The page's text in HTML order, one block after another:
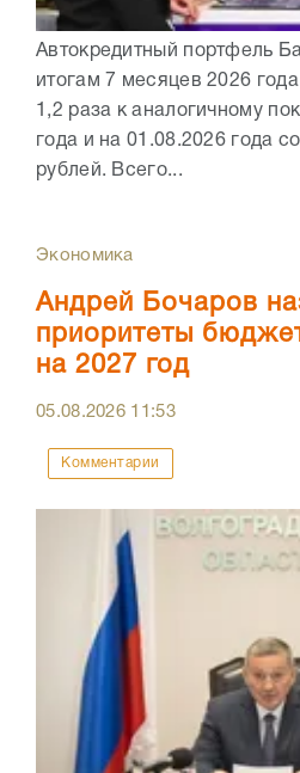
Автокредитный портфель
итогам 7 месяцев 2026
1,2 раза к аналогичному
года и на 01.08.2026 года
рублей. Всего...
Экономика
Андрей Бочаров
приоритеты
на 2027 год
05.08.2026 11:53
Комментарии